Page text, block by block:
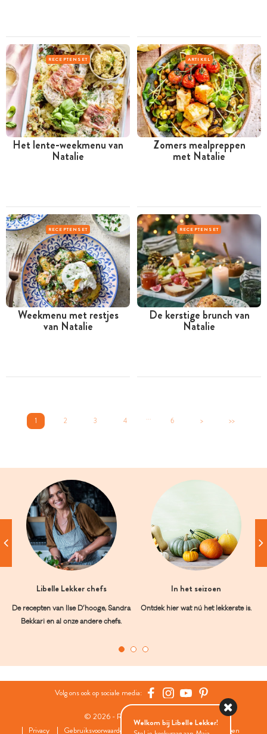
RECEPTENSET
Het lente-weekmenu van
Natalie
ARTIKEL
Zomers mealpreppen
met Natalie
RECEPTENSET
Weekmenu met restjes
van Natalie
RECEPTENSET
De kerstige brunch van
Natalie
1 2 3 4 ... 6 > >>
Libelle Lekker chefs
De recepten van Ilse D’hooge, Sandra
Bekkari en al onze andere chefs.
In het seizoen
Ontdek hier wat nú het lekkerste is.
Volg ons ook op sociale media:
© 2026 - Roularta Media Group
Privacy
Gebruiksvoorwaarden Cookies Cookies instellingen
Welkom bij Libelle Lekker!